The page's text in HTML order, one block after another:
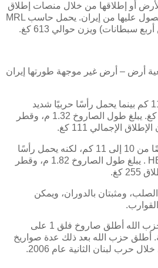
أو إطلاقها من خلال منصات إطلاق
عليها من إيران. يحمل حاسبMRL
سبطانات) ويزن حوالي 613 كغ.
أرض – أرض غير موجهة طورتها إيران
يبلغ مدى صاروخ فلق 10-11 كم بينما يحمل رأسًا حربيًا شديد
يبلغ وزنه 50 كغ. يبلغ طول الصاروخ 1.32 م، وقطر
يبلغ مدى صاروخ فلق 2 أيضًا من 10 إلى 11 كم، لكنه يحمل رأسًا
. يبلغ طول الصاروخ 1.82 م، وقطر
الصلب، ومثبتان بالدوران، ويمكن
في 25 آب 2005، ورد أن حزب الله أطلق صاروخ فلق 1 على
أطلق حزب الله بعد ذلك عدة صواريخ
حرب لبنان الثانية عام 2006.